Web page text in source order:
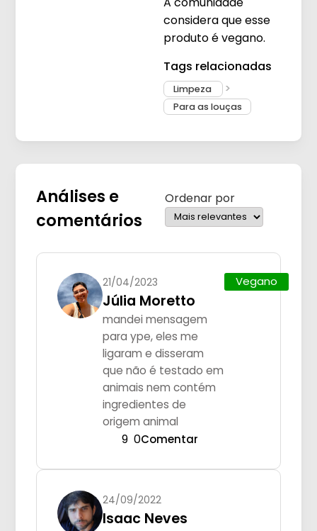
considera que esse
produto é vegano.
Tags relacionadas
Limpeza
Para as louças
Análises e
comentários
Ordenar por
21/04/2023
Júlia Moretto
mandei mensagem
para ype, eles me
ligaram e disseram
que não é testado em
animais nem contém
ingredientes de
origem animal
Vegano
9 0Comentar
24/09/2022
Isaac Neves